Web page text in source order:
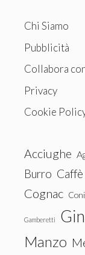
Chi Siamo
Pubblicità
Collabora
Privacy
Cookie
Acciughe
Burro Caffè
Cognac
Gamberetti Gin
Manzo